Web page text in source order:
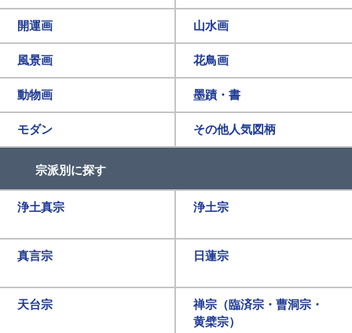
開運画 山水画
風景画 花鳥画
動物画 墨蹟・書
モダン その他人気図柄
宗派別に探す
浄土真宗 浄土宗
真言宗 日蓮宗
天台宗
禅宗（臨済宗・曹洞宗・
黄檗宗）